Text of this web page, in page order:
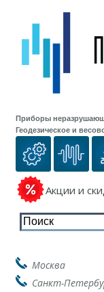
Приборы
Геодезическое и
Акции и
Москва
Санкт-